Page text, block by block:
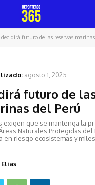
decidirá futuro de las reservas
agosto 1, 2025
futuro de
del Perú
exigen que se mantenga la
Naturales Protegidas del
en riesgo ecosistemas y